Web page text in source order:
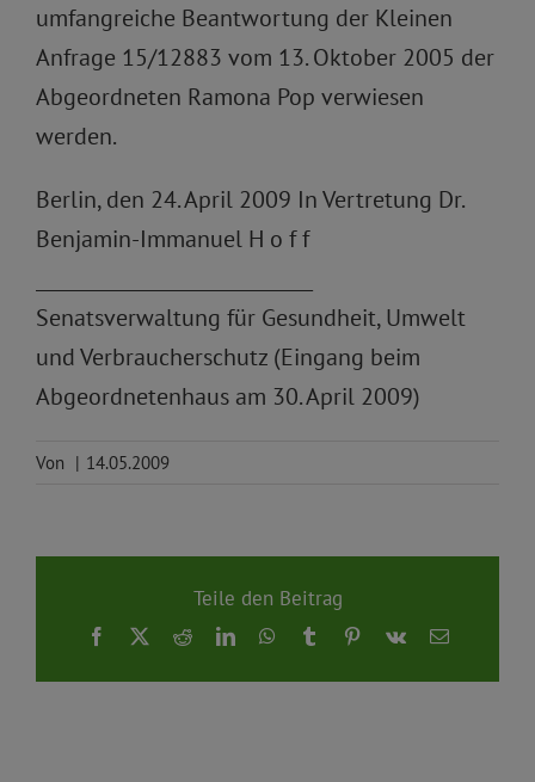
umfangreiche Beantwortung der Kleinen
Anfrage 15/12883 vom 13. Oktober 2005 der
Abgeordneten Ramona Pop verwiesen
werden.
Berlin, den 24. April 2009 In Vertretung Dr.
Benjamin-Immanuel H o f f
Senatsverwaltung für Gesundheit, Umwelt
und Verbraucherschutz (Eingang beim
Abgeordnetenhaus am 30. April 2009)
Von | 14.05.2009
Teile den Beitrag
Facebook
X RedditLinkedInWhatsApp
TumblrPinterest
Vk
E-